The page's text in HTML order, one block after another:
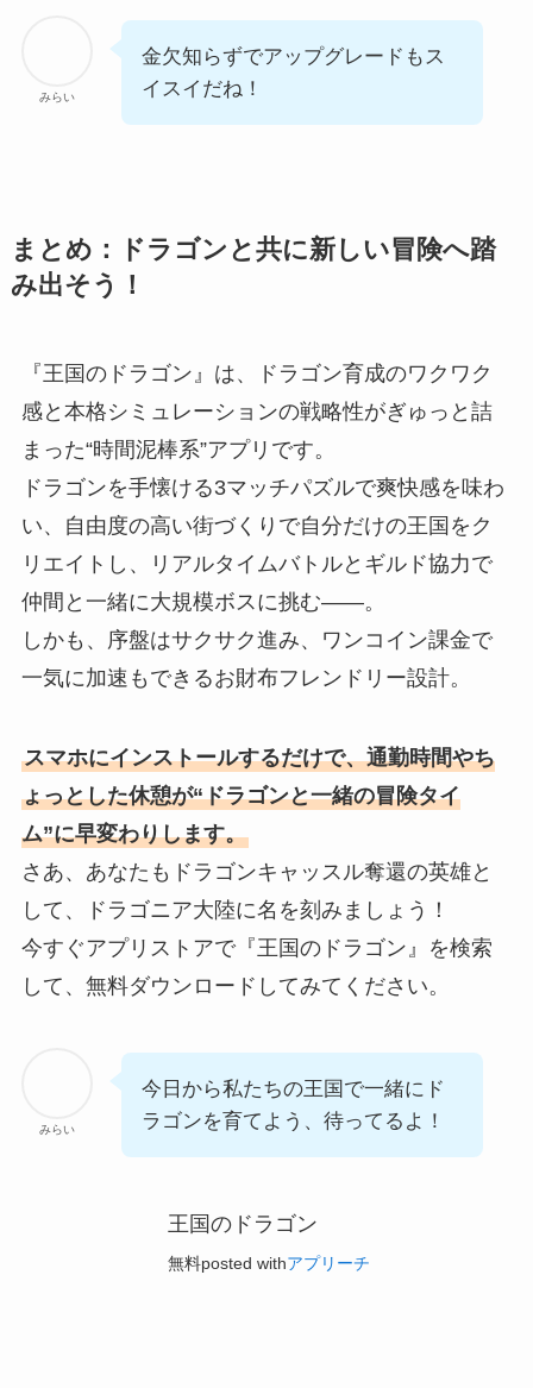
みらい
金欠知らずでアップグレードもス
イスイだね！
まとめ：ドラゴンと共に新しい冒険へ踏
み出そう！
『王国のドラゴン』は、ドラゴン育成のワクワク
感と本格シミュレーションの戦略性がぎゅっと詰
まった“時間泥棒系”アプリです。
ドラゴンを手懐ける3マッチパズルで爽快感を味わ
い、自由度の高い街づくりで自分だけの王国をク
リエイトし、リアルタイムバトルとギルド協力で
仲間と一緒に大規模ボスに挑む——。
しかも、序盤はサクサク進み、ワンコイン課金で
一気に加速もできるお財布フレンドリー設計。
スマホにインストールするだけで、通勤時間やち
ょっとした休憩が“ドラゴンと一緒の冒険タイ
ム”に早変わりします。
さあ、あなたもドラゴンキャッスル奪還の英雄と
して、ドラゴニア大陸に名を刻みましょう！
今すぐアプリストアで『王国のドラゴン』を検索
して、無料ダウンロードしてみてください。
みらい
今日から私たちの王国で一緒にド
ラゴンを育てよう、待ってるよ！
王国のドラゴン
無料posted withアプリーチ